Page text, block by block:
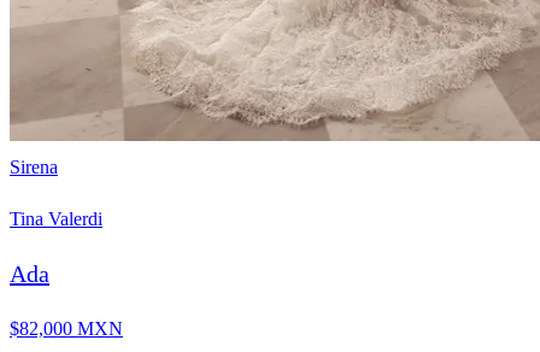
Sirena
Tina Valerdi
Ada
$82,000 MXN